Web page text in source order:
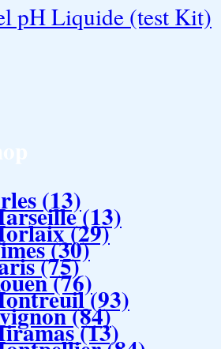
pH Liquide (test Kit)
(13)(13)
(29)
(30)
(75)
(76)(93)
(84)
(13)